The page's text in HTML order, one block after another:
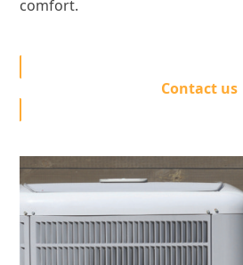
comfort.
Contact us